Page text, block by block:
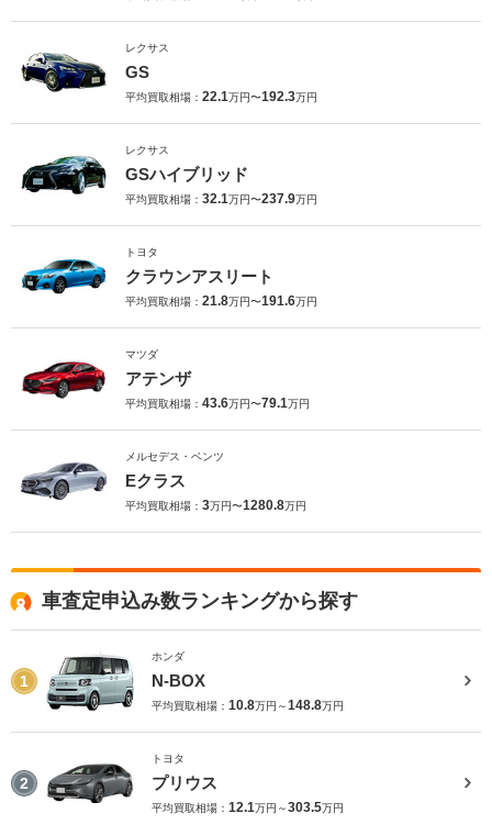
レクサス
GS
平均買取相場： 22.1万円〜192.3万円
レクサス
GSハイブリッド
平均買取相場： 32.1万円〜237.9万円
トヨタ
クラウンアスリート
平均買取相場： 21.8万円〜191.6万円
マツダ
アテンザ
平均買取相場： 43.6万円〜79.1万円
メルセデス・ベンツ
Eクラス
平均買取相場： 3万円〜1280.8万円
車査定申込み数ランキングから探す
1
ホンダ
N-BOX
平均買取相場： 10.8万円～148.8万円
2
トヨタ
プリウス
平均買取相場： 12.1万円～303.5万円